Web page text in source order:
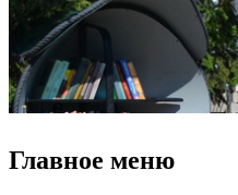
Главное меню